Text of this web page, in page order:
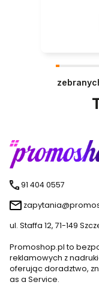
91 404 0557
ul. Staffa 12, 71-149
Promoshop.pl to
reklamowych z
oferując doradztwo,
as a Service.